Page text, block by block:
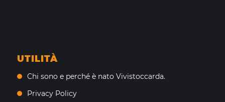
UTILITÀ
Chi sono e perché è nato Vivistoccarda.
Privacy Policy